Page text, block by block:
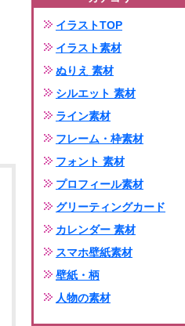
イラストTOP
イラスト素材
ぬりえ 素材
シルエット 素材
ライン素材
フレーム・枠素材
フォント 素材
プロフィール素材
グリーティングカード
カレンダー 素材
スマホ壁紙素材
壁紙・柄
人物の素材